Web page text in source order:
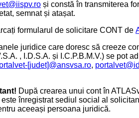
și constă în transmiterea
semnat și atașat.
formularul de solicitare CONT de
juridice care doresc să creeze
, I.D.S.A. și I.C.P.B.M.V.) se pot
[judet]@ansvsa.ro,
După crearea unui cont în
înregistrat sediul social al
aceeași persoana juridică.